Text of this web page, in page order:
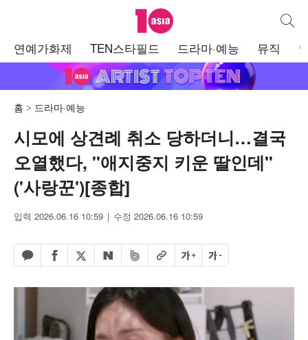
텐아시아 통합
연예가화제 TEN스타필드 드라마·예능 뮤직
홈 드라마·예능
시모에 상견례 취소 당하더니…결국
오열했다, "애지중지 키운 딸인데"
('사랑꾼')[종합]
입력 2026.06.16 10:59 수정 2026.06.16 10:59
카카오톡 공유하기
페이스북 공유하기
엑스 공유하기
네이버 공유하기
밴드 공유하기
URL복사글자 크게글자 작게